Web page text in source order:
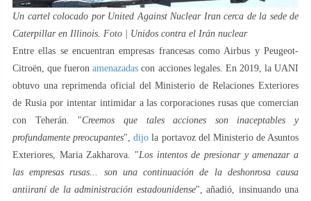
Un cartel colocado por United Against Nuclear Iran cerca de la sede de
Caterpillar en Illinois. Foto | Unidos contra el Irán nuclear
Entre ellas se encuentran empresas francesas como Airbus y Peugeot-
Citroën, que fueronamenazadas con acciones legales. En 2019, la UANI
obtuvo una reprimenda oficial del Ministerio de Relaciones Exteriores
de Rusia por intentar intimidar a las corporaciones rusas que comercian
con Teherán. "Creemos que tales acciones son inaceptables y
profundamente preocupantes",dijo la portavoz del Ministerio de Asuntos
Exteriores, Maria Zakharova. "Los intentos de presionar y amenazar a
las empresas rusas... son una continuación de la deshonrosa causa
antiiraní de la administración estadounidense", añadió, insinuando una